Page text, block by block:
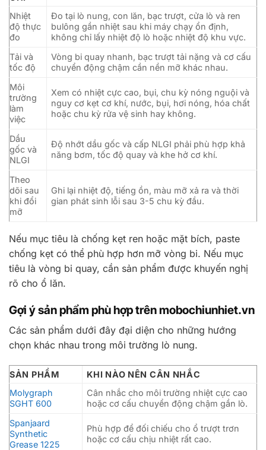
Nhiệt
độ thực
đo
Đo tại lò nung, con lăn, bạc trượt, cửa lò và ren
bulông gần nhiệt sau khi máy chạy ổn định,
không chỉ lấy nhiệt độ lò hoặc nhiệt độ khu vực.
Tải và
tốc độ
Vòng bi quay nhanh, bạc trượt tải nặng và cơ cấu
chuyển động chậm cần nền mỡ khác nhau.
Môi
trường
làm
việc
Xem có nhiệt cực cao, bụi, chu kỳ nóng nguội và
nguy cơ kẹt cơ khí, nước, bụi, hơi nóng, hóa chất
hoặc chu kỳ rửa vệ sinh hay không.
Dầu
gốc và
NLGI
Độ nhớt dầu gốc và cấp NLGI phải phù hợp khả
năng bơm, tốc độ quay và khe hở cơ khí.
Theo
dõi sau
khi đổi
mỡ
Ghi lại nhiệt độ, tiếng ồn, màu mỡ xả ra và thời
gian phát sinh lỗi sau 3-5 chu kỳ đầu.
Nếu mục tiêu là chống kẹt ren hoặc mặt bích, paste
chống kẹt có thể phù hợp hơn mỡ vòng bi. Nếu mục
tiêu là vòng bi quay, cần sản phẩm được khuyến nghị
rõ cho ổ lăn.
Gợi ý sản phẩm phù hợp trên mobochiunhiet.vn
Các sản phẩm dưới đây đại diện cho những hướng
chọn khác nhau trong môi trường lò nung.
SẢN PHẨM
KHI NÀO NÊN CÂN NHẮC
Molygraph
SGHT 600
Cân nhắc cho môi trường nhiệt cực cao
hoặc cơ cấu chuyển động chậm gần lò.
Spanjaard
Synthetic
Grease 1225
Phù hợp để đối chiếu cho ổ trượt trơn
hoặc cơ cấu chịu nhiệt rất cao.